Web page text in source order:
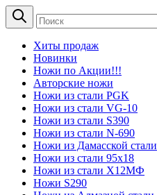
Хиты продаж
Новинки
Ножи по Акции!!!
Авторские ножи
Ножи из стали PGK
Ножи из стали VG-10
Ножи из стали S390
Ножи из стали N-690
Ножи из Дамасской стали
Ножи из стали 95х18
Ножи из стали Х12МФ
Ножи S290